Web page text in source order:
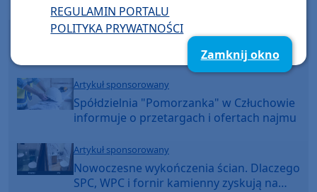
Poprzednia strona
Mega lato z Weekend FM - poranny
konkurs w Weekend FM
Artykuł sponsorowany
Spółdzielnia "Pomorzanka" w Człuchowie
informuje o przetargach i ofertach najmu
Artykuł sponsorowany
Nowoczesne wykończenia ścian. Dlaczego
SPC, WPC i fornir kamienny zyskują na
REGULAMIN PORTALU
POLITYKA PRYWATNOŚCI
Zamknij okno